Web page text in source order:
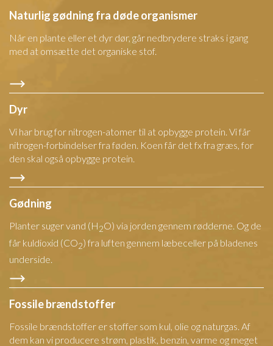
Naturlig gødning fra døde organismer
Når en plante eller et dyr dør, går nedbrydere straks i gang
med at omsætte det organiske stof.
Dyr
Vi har brug for nitrogen-atomer til at opbygge protein. Vi får
nitrogen-forbindelser fra føden. Koen får det fx fra græs, for
den skal også opbygge protein.
Gødning
Planter suger vand (H2O) via jorden gennem rødderne. Og de
får kuldioxid (CO2) fra luften gennem læbeceller på bladenes
underside.
Fossile brændstoffer
Fossile brændstoffer er stoffer som kul, olie og naturgas. Af
dem kan vi producere strøm, plastik, benzin, varme og meget